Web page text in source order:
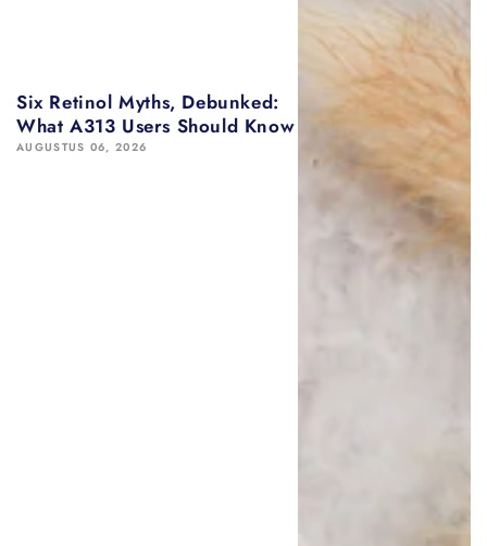
Six Retinol Myths, Debunked:
What A313 Users Should Know
AUGUSTUS 06, 2026